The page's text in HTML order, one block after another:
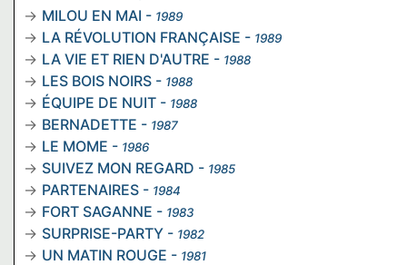
MILOU EN MAI - 1989
LA RÉVOLUTION FRANÇAISE - 1989
LA VIE ET RIEN D'AUTRE - 1988
LES BOIS NOIRS - 1988
ÉQUIPE DE NUIT - 1988
BERNADETTE - 1987
LE MOME - 1986
SUIVEZ MON REGARD - 1985
PARTENAIRES - 1984
FORT SAGANNE - 1983
SURPRISE-PARTY - 1982
UN MATIN ROUGE - 1981